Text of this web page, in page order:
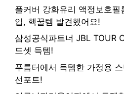
풀커버 강화유리 액정보호필
입, 핵꿀템 발견했어요!
삼성공식파트너 JBL TOUR
드셋 득템!
푸름터에서 득템한 가정용
선포트!